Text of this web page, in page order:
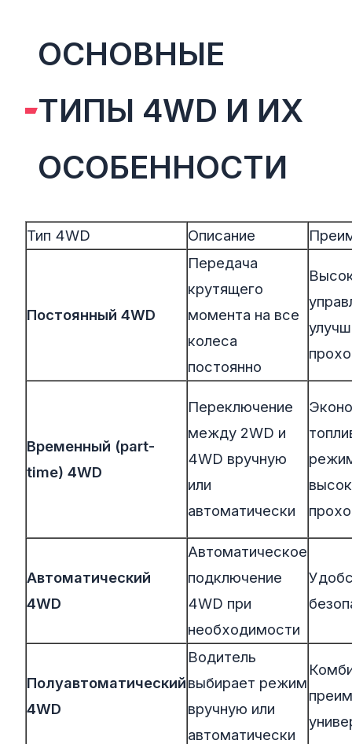
ОСНОВНЫЕ
ТИПЫ 4WD И ИХ
ОСОБЕННОСТИ
Тип 4WD Описание
Постоянный 4WD
Передача
крутящего
момента на все
колеса
постоянно
Временный (part-
time) 4WD
Переключение
между 2WD и
4WD вручную
или
автоматически
Автоматический
4WD
Автоматическое
подключение
4WD при
необходимости
Полуавтоматический
4WD
Водитель
выбирает режим
вручную или
автоматически